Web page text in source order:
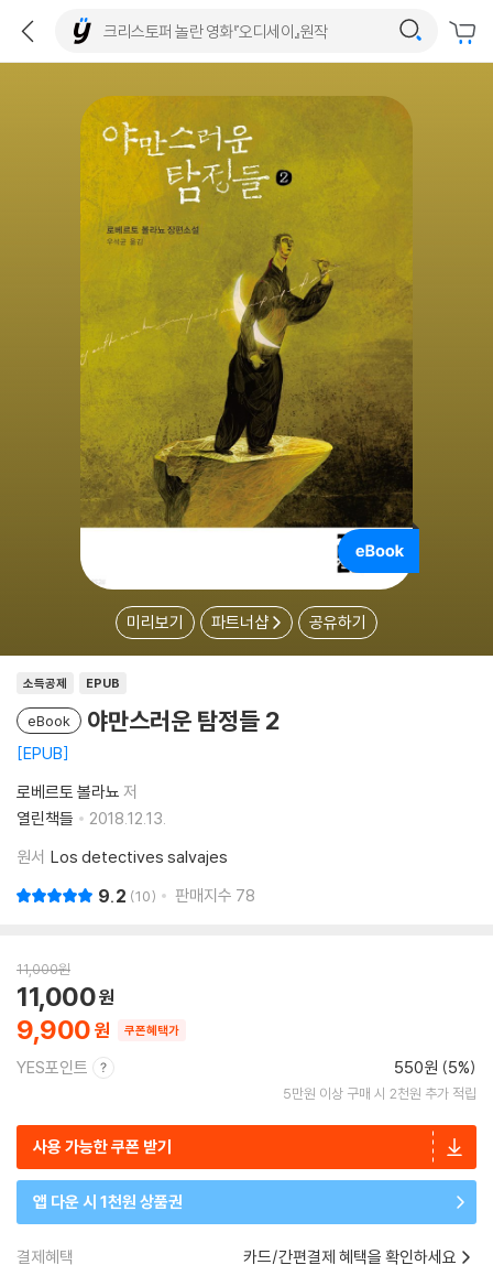
미리보기 파트너샵 공유하기
소득공제 EPUB
eBook 야만스러운 탐정들 2
EPUB
로베르토 볼라뇨 저
열린책들
2018.12.13.
원서 Los detectives salvajes
9.2 10 판매지수 78
11,000원
9,900
11,000
쿠폰혜택가
YES포인트 550원 (5%)
5만원 이상 구매 시 2천원 추가 적립
사용 가능한 쿠폰 받기
앱 다운 시 1천원 상품권
결제혜택 카드/간편결제 혜택을 확인하세요